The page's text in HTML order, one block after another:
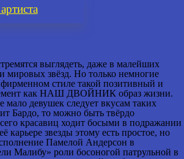
артиста
выглядеть, даже в малейших
мировых звёзд. Но только немногие
фирменном стиле такой позитивный и
как НАШ ДВОЙНИК образ жизни.
мало девушек следует вкусам таких
Бардо, то можно быть твёрдо
красавиц ходит босыми в подражании
карьере звезды этому есть простое, но
Памелой Андерсон в
Малибу» роли босоногой патрульной в